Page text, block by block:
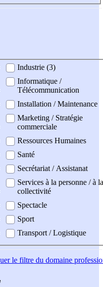
Industrie (3)
Informatique /
Télécommunication
Installation / Maintenance
Marketing / Stratégie
commerciale
Ressources Humaines
Santé
Secrétariat / Assistanat
Services à la personne / à la
collectivité
Spectacle
Sport
Transport / Logistique
le filtre du domaine